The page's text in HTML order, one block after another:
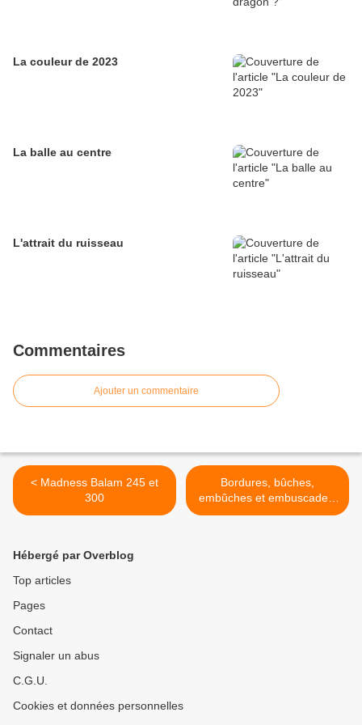
La couleur de 2023
La balle au centre
L'attrait du ruisseau
Commentaires
Ajouter un commentaire
< Madness Balam 245 et
300
Bordures, bûches,
embûches et embuscades.
>
Hébergé par Overblog
Top articles
Pages
Contact
Signaler un abus
C.G.U.
Cookies et données personnelles